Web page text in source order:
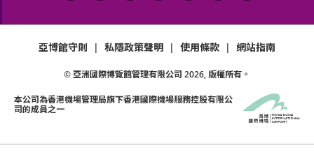
亞博館守則 | 私隱政策聲明 | 使用條款 | 網站指南
© 亞洲國際博覽館管理有限公司 2026, 版權所有。
本公司為香港機場管理局旗下香港國際機場服務控股有限公
司的成員之一